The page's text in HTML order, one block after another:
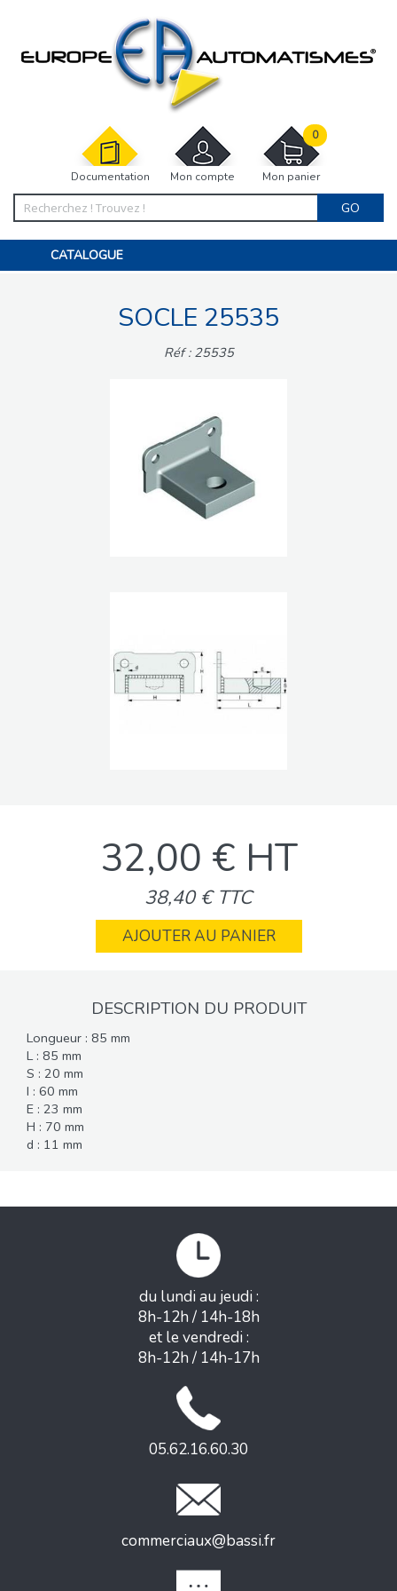
Documentation Mon compte Mon panier
0
GO
CATALOGUE
MOTORISATIONS
ACCESSOIRES ET ELECTRONIQUES
INTERPHONES VISIOPHONES
SOCLE 25535
Réf : 25535
32,00 € HT
38,40 € TTC
AJOUTER AU PANIER
DESCRIPTION DU PRODUIT
Longueur : 85 mm
L : 85 mm
S : 20 mm
I : 60 mm
E : 23 mm
H : 70 mm
d : 11 mm
du lundi au jeudi :
8h-12h / 14h-18h
et le vendredi :
8h-12h / 14h-17h
05.62.16.60.30
commerciaux@bassi.fr